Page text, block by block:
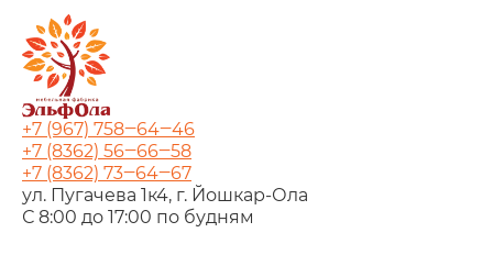
+7 (967) 758‒64‒46
+7 (8362) 56‒66‒58
+7 (8362) 73‒64‒67
ул. Пугачева 1к4, г. Йошкар‑Ола
С 8:00 до 17:00 по будням